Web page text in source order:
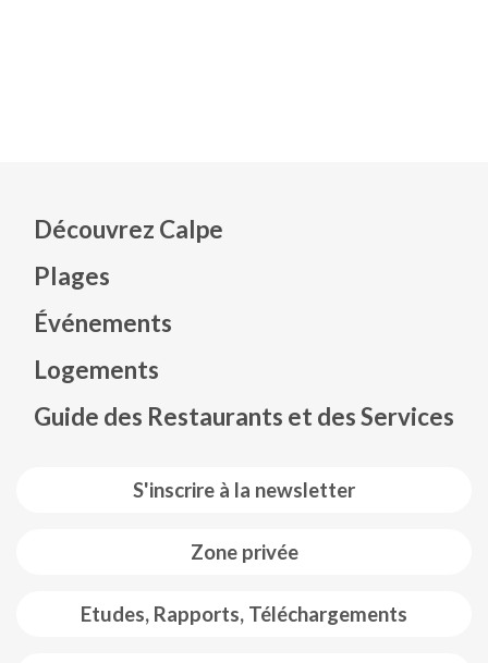
S'inscrire à la newsletter
Zone privée
Etudes, Rapports, Téléchargements
Découvrez Calpe
Plages
Événements
Logements
Guide des Restaurants et des Services